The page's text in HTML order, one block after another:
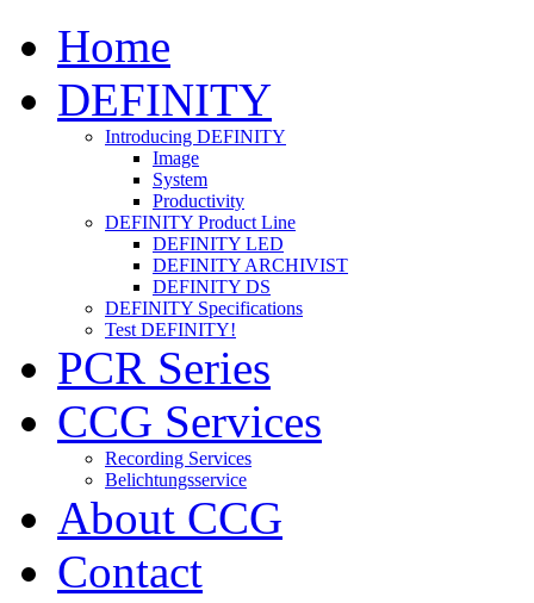
Home
DEFINITY
Introducing DEFINITY
Image
System
Productivity
DEFINITY Product Line
DEFINITY LED
DEFINITY ARCHIVIST
DEFINITY DS
DEFINITY Specifications
Test DEFINITY!
PCR Series
CCG Services
Recording Services
Belichtungsservice
About CCG
Contact